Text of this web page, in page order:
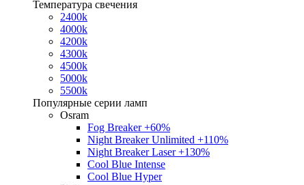
Температура свечения
2400k
4000k
4200k
4300k
4500k
5000k
5500k
Популярные серии ламп
Osram
Fog Breaker +60%
Night Breaker Unlimited +110%
Night Breaker Laser +130%
Cool Blue Intense
Cool Blue Hyper